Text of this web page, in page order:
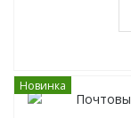
Новинка